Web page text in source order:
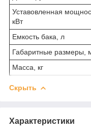
Уставовленная
кВт
Емкость бака, л
Габаритные размеры,
Масса, кг
Скрыть
Характеристики